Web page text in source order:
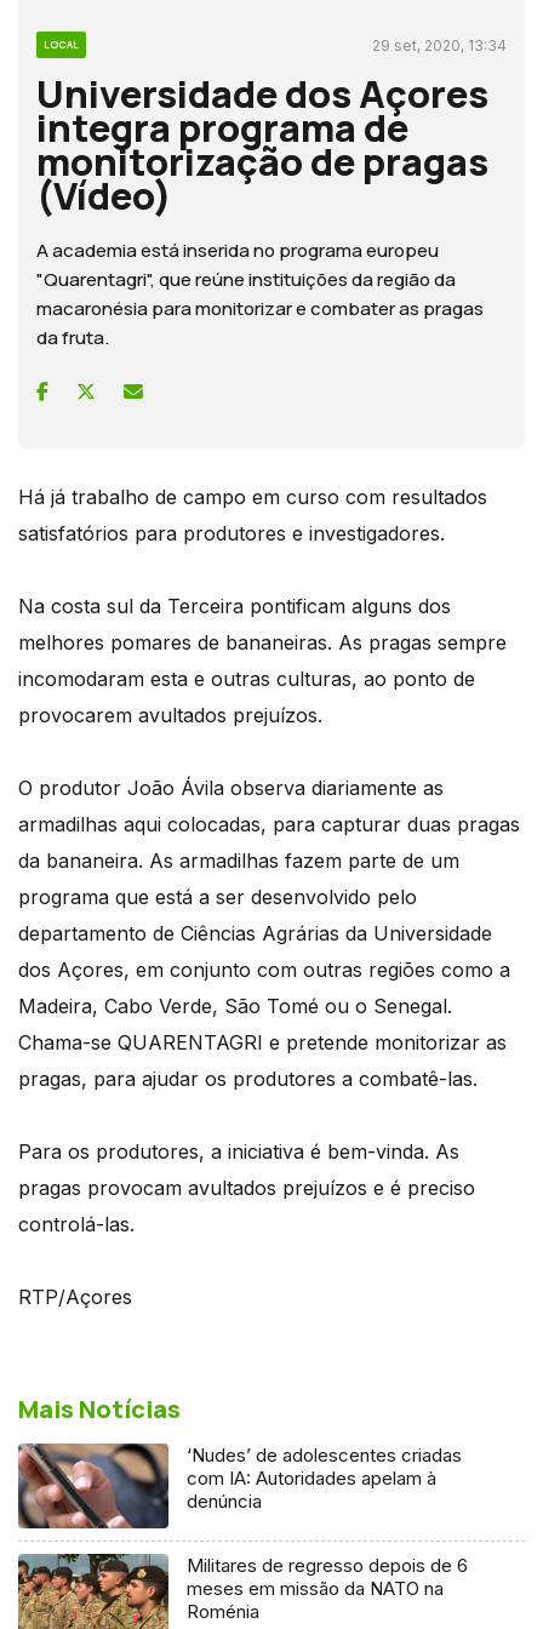
LOCAL 29 set, 2020, 13:34
Universidade dos Açores
integra programa de
monitorização de pragas
(Vídeo)
A academia está inserida no programa europeu
"Quarentagri", que reúne instituições da região da
macaronésia para monitorizar e combater as pragas
da fruta.
Há já trabalho de campo em curso com resultados
satisfatórios para produtores e investigadores.
Na costa sul da Terceira pontificam alguns dos
melhores pomares de bananeiras. As pragas sempre
incomodaram esta e outras culturas, ao ponto de
provocarem avultados prejuízos.
O produtor João Ávila observa diariamente as
armadilhas aqui colocadas, para capturar duas pragas
da bananeira. As armadilhas fazem parte de um
programa que está a ser desenvolvido pelo
departamento de Ciências Agrárias da Universidade
dos Açores, em conjunto com outras regiões como a
Madeira, Cabo Verde, São Tomé ou o Senegal.
Chama-se QUARENTAGRI e pretende monitorizar as
pragas, para ajudar os produtores a combatê-las.
Para os produtores, a iniciativa é bem-vinda. As
pragas provocam avultados prejuízos e é preciso
controlá-las.
RTP/Açores
Mais Notícias
‘Nudes’ de adolescentes criadas
com IA: Autoridades apelam à
denúncia
Militares de regresso depois de 6
meses em missão da NATO na
Roménia